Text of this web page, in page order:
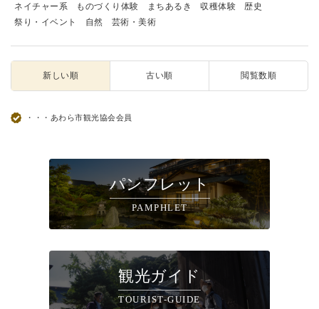
ネイチャー系
ものづくり体験 まちあるき 収穫体験
歴史
祭り・イベント
自然 芸術・美術
新しい順 古い順 閲覧数順
・・・あわら市観光協会会員
パンフレット
PAMPHLET
観光ガイド
TOURIST-GUIDE